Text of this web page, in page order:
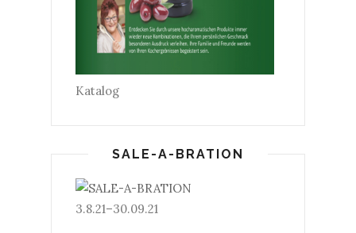
Katalog
SALE-A-BRATION
3.8.21–30.09.21